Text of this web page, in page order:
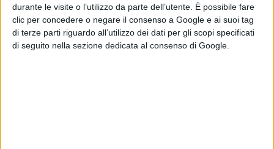
durante le visite o l’utilizzo da parte dell’utente. È possibile fare
clic per concedere o negare il consenso a Google e ai suoi tag
di terze parti riguardo all’utilizzo dei dati per gli scopi specificati
di seguito nella sezione dedicata al consenso di Google.